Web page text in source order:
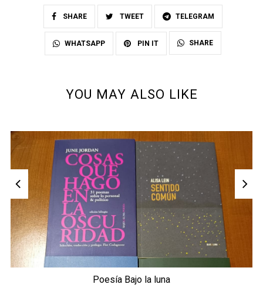
SHARE TWEET TELEGRAM
WHATSAPP PIN IT SHARE
YOU MAY ALSO LIKE
Poesía Bajo la luna